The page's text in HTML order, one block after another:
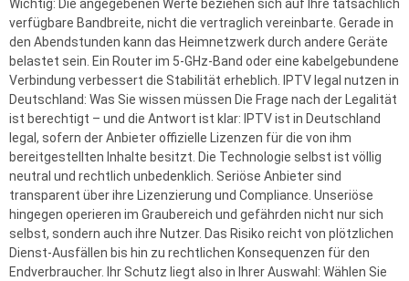
Wichtig: Die angegebenen Werte beziehen sich auf Ihre tatsächlich
verfügbare Bandbreite, nicht die vertraglich vereinbarte. Gerade in
den Abendstunden kann das Heimnetzwerk durch andere Geräte
belastet sein. Ein Router im 5-GHz-Band oder eine kabelgebundene
Verbindung verbessert die Stabilität erheblich. IPTV legal nutzen in
Deutschland: Was Sie wissen müssen Die Frage nach der Legalität
ist berechtigt – und die Antwort ist klar: IPTV ist in Deutschland
legal, sofern der Anbieter offizielle Lizenzen für die von ihm
bereitgestellten Inhalte besitzt. Die Technologie selbst ist völlig
neutral und rechtlich unbedenklich. Seriöse Anbieter sind
transparent über ihre Lizenzierung und Compliance. Unseriöse
hingegen operieren im Graubereich und gefährden nicht nur sich
selbst, sondern auch ihre Nutzer. Das Risiko reicht von plötzlichen
Dienst-Ausfällen bis hin zu rechtlichen Konsequenzen für den
Endverbraucher. Ihr Schutz liegt also in Ihrer Auswahl: Wählen Sie